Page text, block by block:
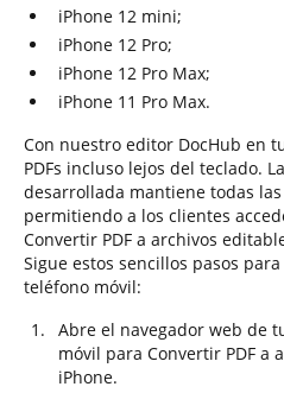
iPhone 12 mini;
iPhone 12 Pro;
iPhone 12 Pro Max;
iPhone 11 Pro Max.
Con nuestro editor DocHub en
PDFs incluso lejos del teclado.
desarrollada mantiene todas
permitiendo a los clientes
Convertir PDF a archivos
Sigue estos sencillos pasos
teléfono móvil:
Abre el navegador web de
móvil para Convertir PDF a
iPhone.